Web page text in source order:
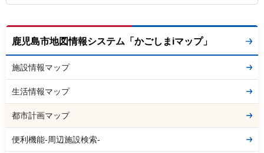
鹿児島市地図情報システム「かごしまiマップ」
施設情報マップ
生活情報マップ
都市計画マップ
便利機能-周辺施設検索-